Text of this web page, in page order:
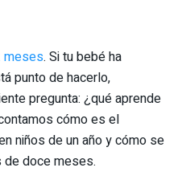
meses. Si tu bebé ha
punto de hacerlo,
pregunta: ¿qué aprende
cómo es el
niños de un año y cómo se
de doce meses.